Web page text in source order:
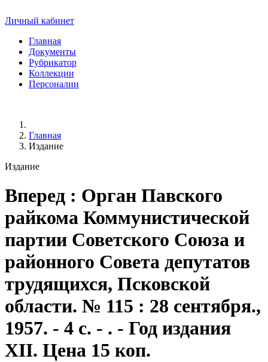
Личный кабинет
Главная
Документы
Рубрикатор
Коллекции
Персоналии
Главная
Издание
Издание
Вперед : Орган Павского
райкома Коммунистической
партии Советского Союза и
районного Совета депутатов
трудящихся, Псковской
области. № 115 : 28 сентября.,
1957. - 4 с. - . - Год издания
XII. Цена 15 коп.